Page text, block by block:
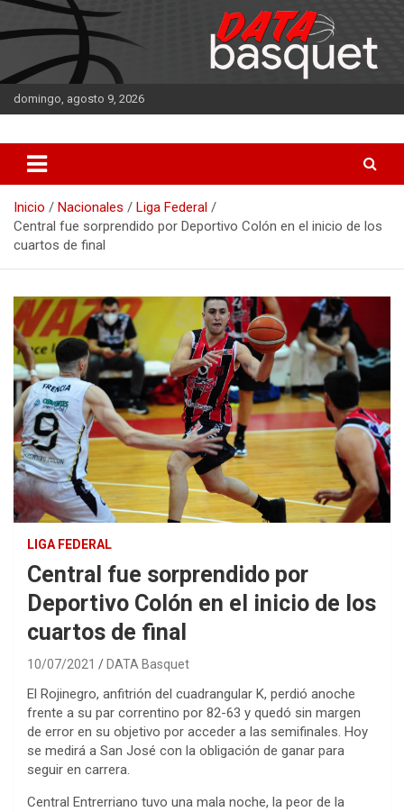
Saltar
al
contenido
domingo, agosto 9, 2026
DATA Basquet
Inicio Nacionales
Liga Federal
Central fue sorprendido por Deportivo Colón en el inicio de los
cuartos de final
LIGA FEDERAL
Central fue sorprendido por
Deportivo Colón en el inicio de los
cuartos de final
10/07/2021 DATA Basquet
El Rojinegro, anfitrión del cuadrangular K, perdió anoche
frente a su par correntino por 82-63 y quedó sin margen
de error en su objetivo por acceder a las semifinales. Hoy
se medirá a San José con la obligación de ganar para
seguir en carrera.
Central Entrerriano tuvo una mala noche, la peor de la